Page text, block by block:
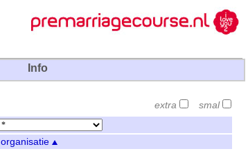
Info
extra smal
organisatie